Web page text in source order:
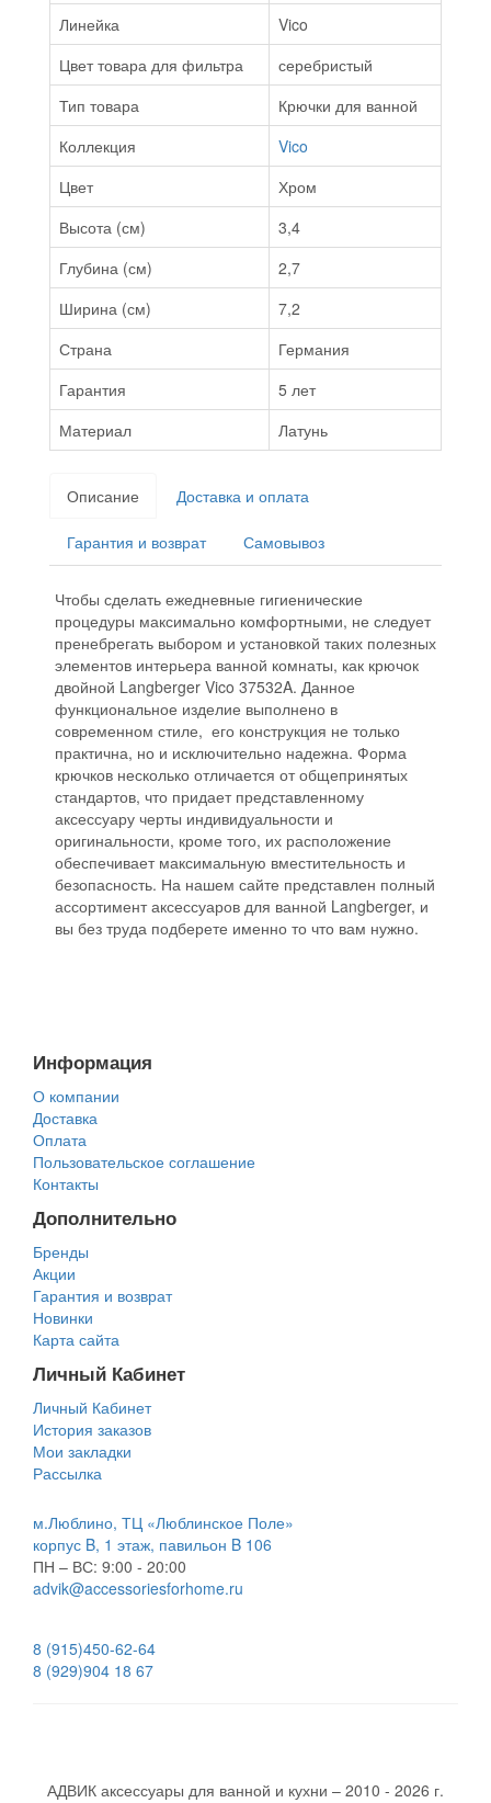
Линейка
Vico
Цвет товара для фильтра
серебристый
Тип товара
Крючки для ванной
Коллекция
Vico
Цвет
Хром
Высота (см)
3,4
Глубина (см)
2,7
Ширина (см)
7,2
Страна
Германия
Гарантия
5 лет
Материал
Латунь
Описание Доставка и оплата
Гарантия и возврат Самовывоз
Чтобы сделать ежедневные гигиенические
процедуры максимально комфортными, не следует
пренебрегать выбором и установкой таких полезных
элементов интерьера ванной комнаты, как крючок
двойной Langberger Vico 37532A. Данное
функциональное изделие выполнено в
современном стиле, его конструкция не только
практична, но и исключительно надежна. Форма
крючков несколько отличается от общепринятых
стандартов, что придает представленному
аксессуару черты индивидуальности и
оригинальности, кроме того, их расположение
обеспечивает максимальную вместительность и
безопасность. На нашем сайте представлен полный
ассортимент аксессуаров для ванной Langberger, и
вы без труда подберете именно то что вам нужно.
Информация
О компании
Доставка
Оплата
Пользовательское соглашение
Контакты
Дополнительно
Бренды
Акции
Гарантия и возврат
Новинки
Карта сайта
Личный Кабинет
Личный Кабинет
История заказов
Мои закладки
Рассылка
м.Люблино, ТЦ «Люблинское Поле»
корпус B, 1 этаж, павильон B 106
ПН – ВС: 9:00 - 20:00
advik@accessoriesforhome.ru
8 (915)450-62-64
8 (929)904 18 67
АДВИК аксессуары для ванной и кухни – 2010 - 2026 г.